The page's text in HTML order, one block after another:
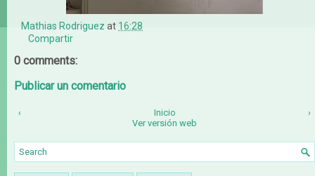
Mathias Rodriguez at 16:28
Compartir
0 comments:
Publicar un comentario
‹ ›
Inicio
Ver versión web